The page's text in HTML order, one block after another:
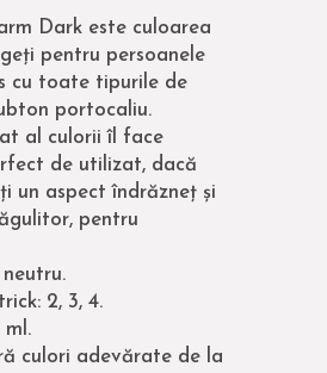
Dark este culoarea
pentru persoanele
cu toate tipurile de
portocaliu.
al culorii îl face
de utilizat, dacă
un aspect îndrăzneț și
pentru
2, 3, 4.
ml.
culori adevărate de la